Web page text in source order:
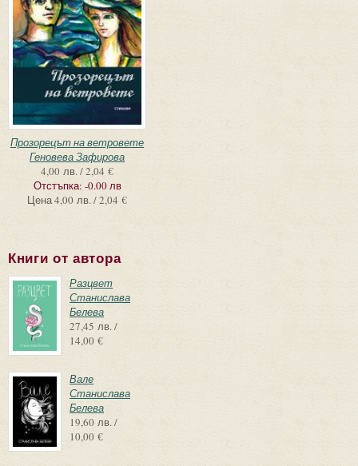
Прозорецът на ветровете
Геновева Зафирова
4,00 лв. / 2,04 €
Отстъпка: -0.00 лв
Цена4,00 лв. / 2,04 €
Книги от автора
Разцвет
Станислава
Белева
27,45 лв. /
14,00 €
Вале
Станислава
Белева
19,60 лв. /
10,00 €